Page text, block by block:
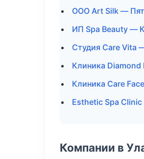
ООО Art Silk —
ИП Spa Beauty —
Студия Care Vita
Клиника
Клиника Care
Esthetic Spa
Компании в